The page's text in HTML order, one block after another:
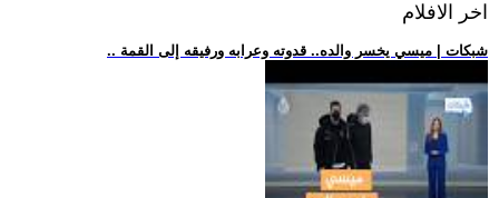
اخر الافلام
.. شبكات | ميسي يخسر والده.. قدوته وعرابه ورفيقه إلى القمة